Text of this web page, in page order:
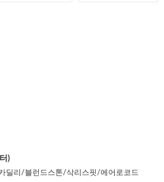
)
딜리/블런드스톤/삭리스핏/에어로코드